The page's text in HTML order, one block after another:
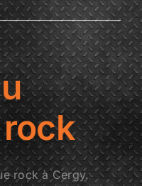
rock à Cergy.